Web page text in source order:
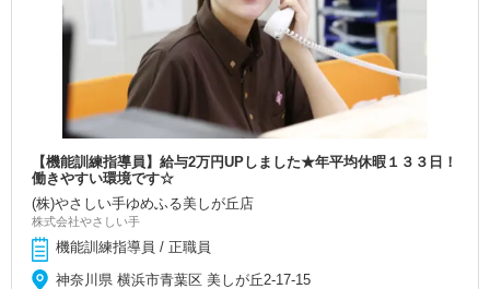
【機能訓練指導員】給与2万円UPしました★年平均休暇１３３日！
働きやすい環境です☆
(株)やさしい手ゆめふる美しが丘店
株式会社やさしい手
機能訓練指導員 / 正職員
神奈川県 横浜市青葉区 美しが丘2-17-15